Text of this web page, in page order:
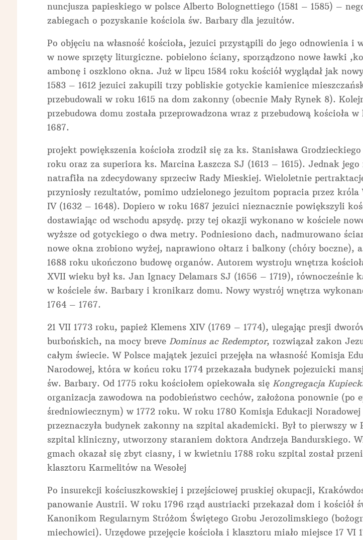
nuncjusza papieskiego w polsce Alberto Bolognettiego (1581 – 1585) –
zabiegach o pozyskanie kościola św. Barbary dla jezuitów.
Po objęciu na własność kościoła, jezuici przystąpili do jego odnowienia i
w nowe sprzęty liturgiczne. pobielono ściany, sporządzono nowe ławki
ambonę i oszklono okna. Już w lipcu 1584 roku kościół wyglądał jak
1583 – 1612 jezuici zakupili trzy pobliskie gotyckie kamienice
przebudowali w roku 1615 na dom zakonny (obecnie Mały Rynek 8).
przebudowa domu została przeprowadzona wraz z przebudową kościoła
1687.
projekt powiększenia kościoła zrodził się za ks. Stanisława
roku oraz za superiora ks. Marcina Łaszcza SJ (1613 – 1615). Jednak jego
natrafiła na zdecydowany sprzeciw Rady Mieskiej. Wieloletnie
przyniosły rezultatów, pomimo udzielonego jezuitom popracia przez króla
IV (1632 – 1648). Dopiero w roku 1687 jezuici nieznacznie powiększyli
dostawiając od wschodu apsydę. przy tej okazji wykonano w kościele
wyższe od gotyckiego o dwa metry. Podniesiono dach, nadmurowano
nowe okna zrobiono wyżej, naprawiono ołtarz i balkony (chóry boczne),
1688 roku ukończono budowę organów. Autorem wystroju wnętrza
XVII wieku był ks. Jan Ignacy Delamars SJ (1656 – 1719), równocześnie
w kościele św. Barbary i kronikarz domu. Nowy wystrój wnętrza
1764 – 1767.
21 VII 1773 roku, papież Klemens XIV (1769 – 1774), ulegając presji
burbońskich, na mocy breve Dominus ac Redemptor, rozwiązał zakon
całym świecie. W Polsce majątek jezuici przejęła na własność Komisja
Narodowej, która w końcu roku 1774 przekazała budynek pojezuicki
św. Barbary. Od 1775 roku kościołem opiekowała się Kongregacja
organizacja zawodowa na podobieństwo cechów, założona ponownie (po
średniowiecznym) w 1772 roku. W roku 1780 Komisja Edukacji Noradowej
przeznaczyła budynek zakonny na szpital akademicki. Był to pierwszy w
szpital kliniczny, utworzony staraniem doktora Andrzeja Bandurskiego.
gmach okazał się zbyt ciasny, i w kwietniu 1788 roku szpital został
klasztoru Karmelitów na Wesołej
Po insurekcji kościuszkowskiej i przejściowej pruskiej okupacji,
panowanie Austrii. W roku 1796 rząd austriacki przekazał dom i kościół
Kanonikom Regularnym Stróżom Świętego Grobu Jerozolimskiego
miechowici). Urzędowe przejęcie kościoła i klasztoru miało miejsce 17 VI